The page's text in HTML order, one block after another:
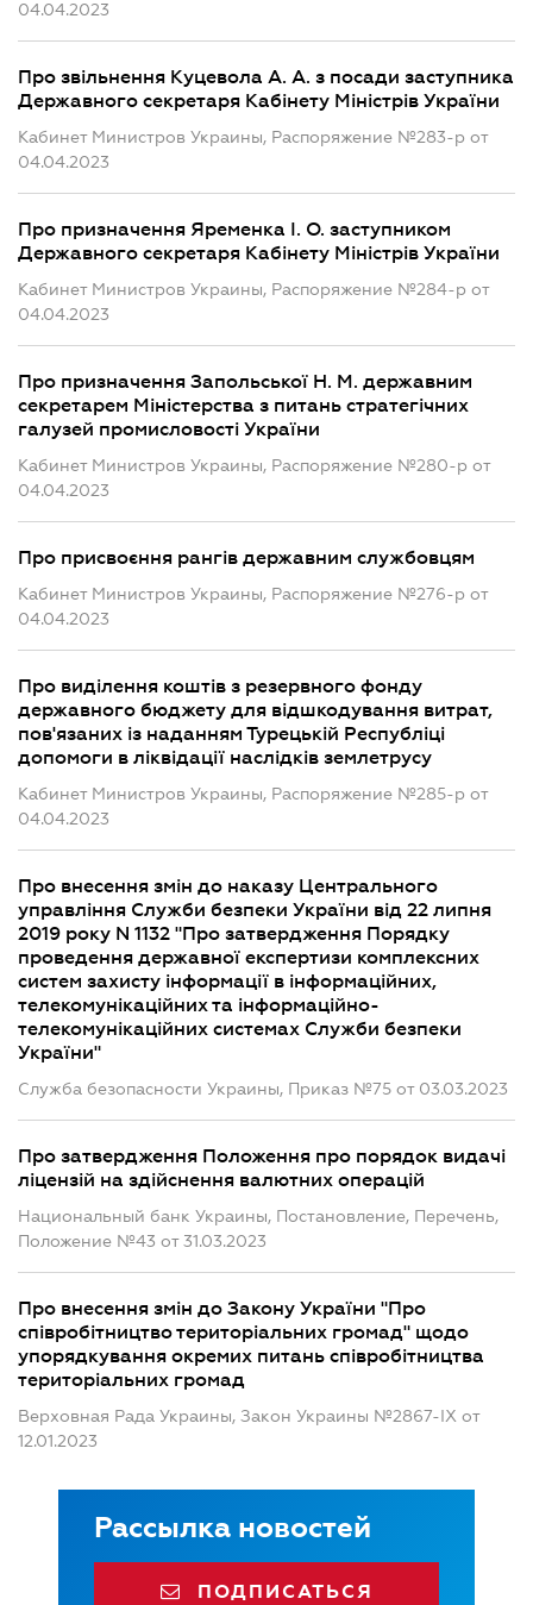
04.04.2023
Про звільнення Куцевола А. А. з посади заступника
Державного секретаря Кабінету Міністрів України
Кабинет Министров Украины, Распоряжение №283-р от
04.04.2023
Про призначення Яременка І. О. заступником
Державного секретаря Кабінету Міністрів України
Кабинет Министров Украины, Распоряжение №284-р от
04.04.2023
Про призначення Запольської Н. М. державним
секретарем Міністерства з питань стратегічних
галузей промисловості України
Кабинет Министров Украины, Распоряжение №280-р от
04.04.2023
Про присвоєння рангів державним службовцям
Кабинет Министров Украины, Распоряжение №276-р от
04.04.2023
Про виділення коштів з резервного фонду
державного бюджету для відшкодування витрат,
пов'язаних із наданням Турецькій Республіці
допомоги в ліквідації наслідків землетрусу
Кабинет Министров Украины, Распоряжение №285-р от
04.04.2023
Про внесення змін до наказу Центрального
управління Служби безпеки України від 22 липня
2019 року N 1132 "Про затвердження Порядку
проведення державної експертизи комплексних
систем захисту інформації в інформаційних,
телекомунікаційних та інформаційно-
телекомунікаційних системах Служби безпеки
України"
Служба безопасности Украины, Приказ №75 от 03.03.2023
Про затвердження Положення про порядок видачі
ліцензій на здійснення валютних операцій
Национальный банк Украины, Постановление, Перечень,
Положение №43 от 31.03.2023
Про внесення змін до Закону України "Про
співробітництво територіальних громад" щодо
упорядкування окремих питань співробітництва
територіальних громад
Верховная Рада Украины, Закон Украины №2867-IX от
12.01.2023
Рассылка новостей
ПОДПИСАТЬСЯ